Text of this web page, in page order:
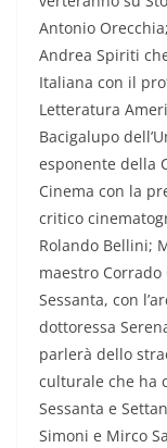
Antonio
Andrea Spiriti
Italiana con il
Letteratura
Bacigalupo
esponente della
Cinema con la
critico
Rolando Bellini;
maestro
Sessanta, con
dottoressa
parlerà dello
culturale che ha
Sessanta e
Simoni e Mirco